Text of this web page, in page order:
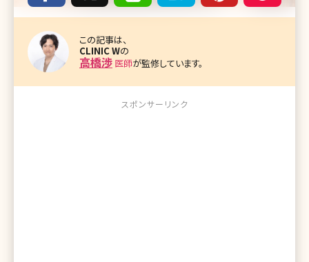
この記事は、
CLINIC Wの
高橋渉 医師が監修しています。
スポンサーリンク